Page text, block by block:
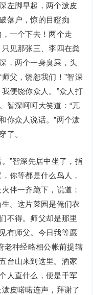
左脚早起，两个泼皮
落户，惊的目瞪痴
一个下去！两个走
见那张三、李四在粪
，两个一身臭屎，头
父，饶恕我们！”智深
便饶你众人。”众人打
智深呵呵大笑道：“兀
你众人说话。”两个泼
了。
”智深先居中坐了，指
你等都是什么鸟人，
伴一齐跪下，说道：
。这片菜园是俺们衣
不得。师父却是那里
有师父。今日我等愿
老种经略相公帐前提辖
台山来到这里。洒家
人直什么，便是千军
皮喏喏连声，拜谢了